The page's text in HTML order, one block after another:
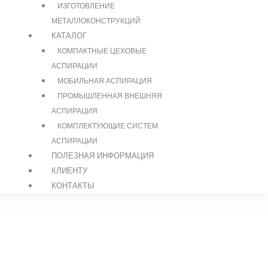
ИЗГОТОВЛЕНИЕ
МЕТАЛЛОКОНСТРУКЦИЙ
КАТАЛОГ
КОМПАКТНЫЕ ЦЕХОВЫЕ
АСПИРАЦИИ
МОБИЛЬНАЯ АСПИРАЦИЯ
ПРОМЫШЛЕННАЯ ВНЕШНЯЯ
АСПИРАЦИЯ
КОМПЛЕКТУЮЩИЕ СИСТЕМ
АСПИРАЦИИ
ПОЛЕЗНАЯ ИНФОРМАЦИЯ
КЛИЕНТУ
КОНТАКТЫ